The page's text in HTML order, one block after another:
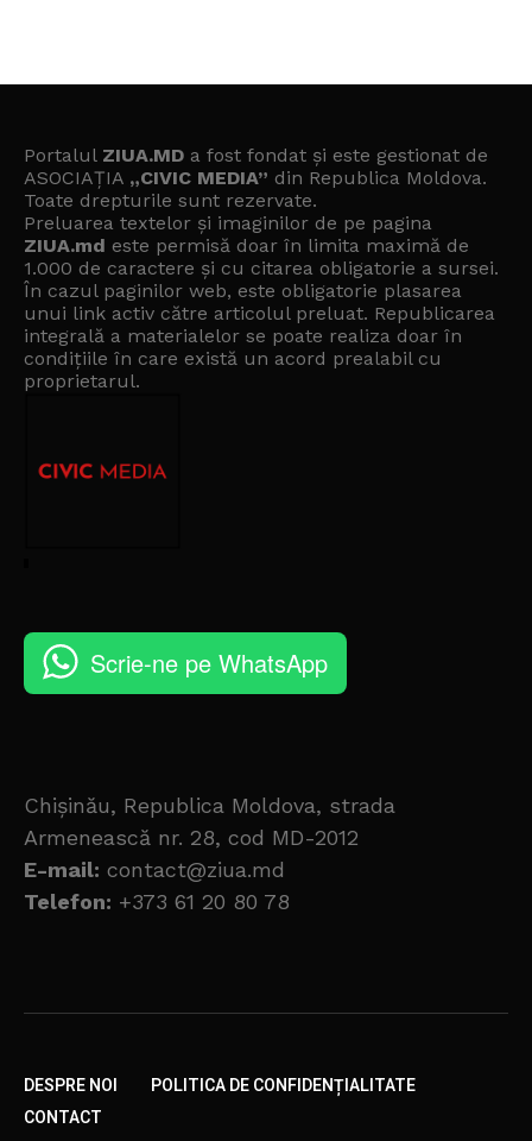
Portalul ZIUA.MD a fost fondat și este gestionat de
ASOCIAȚIA „CIVIC MEDIA” din Republica Moldova.
Toate drepturile sunt rezervate.
Preluarea textelor și imaginilor de pe pagina
ZIUA.md este permisă doar în limita maximă de
1.000 de caractere și cu citarea obligatorie a sursei.
În cazul paginilor web, este obligatorie plasarea
unui link activ către articolul preluat. Republicarea
integrală a materialelor se poate realiza doar în
condițiile în care există un acord prealabil cu
proprietarul.
Scrie-ne pe WhatsApp
Chișinău, Republica Moldova, strada
Armenească nr. 28, cod MD-2012
E-mail: contact@ziua.md
Telefon: +373 61 20 80 78
DESPRE NOI
POLITICA DE CONFIDENȚIALITATE
CONTACT